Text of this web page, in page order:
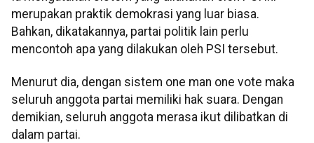
merupakan praktik demokrasi yang luar biasa.
Bahkan, dikatakannya, partai politik lain perlu
mencontoh apa yang dilakukan oleh PSI tersebut.
Menurut dia, dengan sistem one man one vote maka
seluruh anggota partai memiliki hak suara. Dengan
demikian, seluruh anggota merasa ikut dilibatkan di
dalam partai.